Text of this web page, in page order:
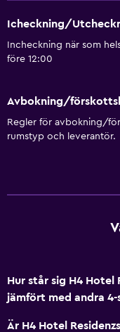
Icheckning/
Incheckning när som
före 12:00
Avbokning/
Regler för avbokning/
rumstyp och leverantör.
Hur står sig H4 Hotel
jämfört med andra
Är H4 Hotel